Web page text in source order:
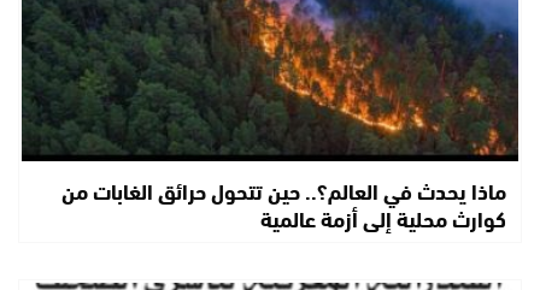
ماذا يحدث في العالم؟.. حين تتحول حرائق الغابات من
كوارث محلية إلى أزمة عالمية